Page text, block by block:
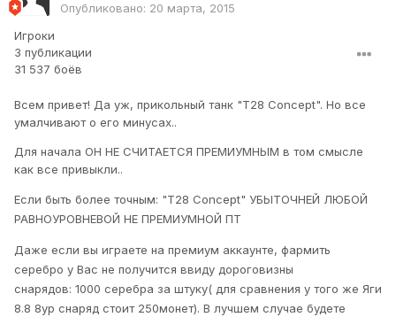
Опубликовано: 20 марта, 2015
Игроки
3 публикации
31 537 боёв
Всем привет! Да уж, прикольный танк "Т28 Concept". Но все
умалчивают о его минусах..
Для начала ОН НЕ СЧИТАЕТСЯ ПРЕМИУМНЫМ в том смысле
как все привыкли..
Если быть более точным: "Т28 Concept" УБЫТОЧНЕЙ ЛЮБОЙ
РАВНОУРОВНЕВОЙ НЕ ПРЕМИУМНОЙ ПТ
Даже если вы играете на премиум аккаунте, фармить
серебро у Вас не получится ввиду дороговизны
снарядов: 1000 серебра за штуку( для сравнения у того же Яги
8.8 8ур снаряд стоит 250монет). В лучшем случае будете